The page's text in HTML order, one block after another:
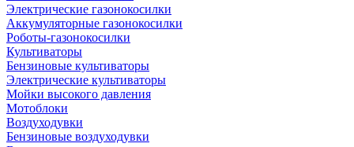
Электрические газонокосилки
Аккумуляторные газонокосилки
Роботы-газонокосилки
Культиваторы
Бензиновые культиваторы
Электрические культиваторы
Мойки высокого давления
Мотоблоки
Воздуходувки
Бензиновые воздуходувки